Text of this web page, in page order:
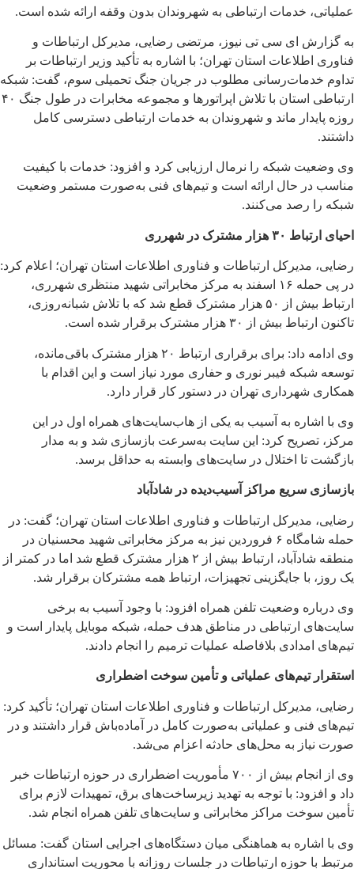
عملیاتی، خدمات ارتباطی به شهروندان بدون وقفه ارائه شده است.
به گزارش ای سی تی نیوز، مرتضی رضایی، مدیرکل ارتباطات و
فناوری اطلاعات استان تهران؛ با اشاره به تأکید وزیر ارتباطات بر
تداوم خدمات‌رسانی مطلوب در جریان جنگ تحمیلی سوم، گفت: شبکه
ارتباطی استان با تلاش اپراتورها و مجموعه مخابرات در طول جنگ ۴۰
روزه پایدار ماند و شهروندان به خدمات ارتباطی دسترسی کامل
داشتند.
وی وضعیت شبکه را نرمال ارزیابی کرد و افزود: خدمات با کیفیت
مناسب در حال ارائه است و تیم‌های فنی به‌صورت مستمر وضعیت
شبکه را رصد می‌کنند.
احیای ارتباط ۳۰ هزار مشترک در شهرری
رضایی، مدیرکل ارتباطات و فناوری اطلاعات استان تهران؛ اعلام کرد:
در پی حمله ۱۶ اسفند به مرکز مخابراتی شهید منتظری شهرری،
ارتباط بیش از ۵۰ هزار مشترک قطع شد که با تلاش شبانه‌روزی،
تاکنون ارتباط بیش از ۳۰ هزار مشترک برقرار شده است.
وی ادامه داد: برای برقراری ارتباط ۲۰ هزار مشترک باقی‌مانده،
توسعه شبکه فیبر نوری و حفاری مورد نیاز است و این اقدام با
همکاری شهرداری تهران در دستور کار قرار دارد.
وی با اشاره به آسیب به یکی از هاب‌سایت‌های همراه اول در این
مرکز، تصریح کرد: این سایت به‌سرعت بازسازی شد و به مدار
بازگشت تا اختلال در سایت‌های وابسته به حداقل برسد.
بازسازی سریع مراکز آسیب‌دیده در شادآباد
رضایی، مدیرکل ارتباطات و فناوری اطلاعات استان تهران؛ گفت: در
حمله شامگاه ۶ فروردین نیز به مرکز مخابراتی شهید محسنیان در
منطقه شادآباد، ارتباط بیش از ۲ هزار مشترک قطع شد اما در کمتر از
یک روز، با جایگزینی تجهیزات، ارتباط همه مشترکان برقرار شد.
وی درباره وضعیت تلفن همراه افزود: با وجود آسیب به برخی
سایت‌های ارتباطی در مناطق هدف حمله، شبکه موبایل پایدار است و
تیم‌های امدادی بلافاصله عملیات ترمیم را انجام دادند.
استقرار تیم‌های عملیاتی و تأمین سوخت اضطراری
رضایی، مدیرکل ارتباطات و فناوری اطلاعات استان تهران؛ تأکید کرد:
تیم‌های فنی و عملیاتی به‌صورت کامل در آماده‌باش قرار داشتند و در
صورت نیاز به محل‌های حادثه اعزام می‌شد.
وی از انجام بیش از ۷۰۰ مأموریت اضطراری در حوزه ارتباطات خبر
داد و افزود: با توجه به تهدید زیرساخت‌های برق، تمهیدات لازم برای
تأمین سوخت مراکز مخابراتی و سایت‌های تلفن همراه انجام شد.
وی با اشاره به هماهنگی میان دستگاه‌های اجرایی استان گفت: مسائل
مرتبط با حوزه ارتباطات در جلسات روزانه با محوریت استانداری